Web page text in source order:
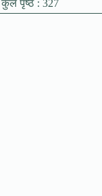
कुल पृष्ठ : 327